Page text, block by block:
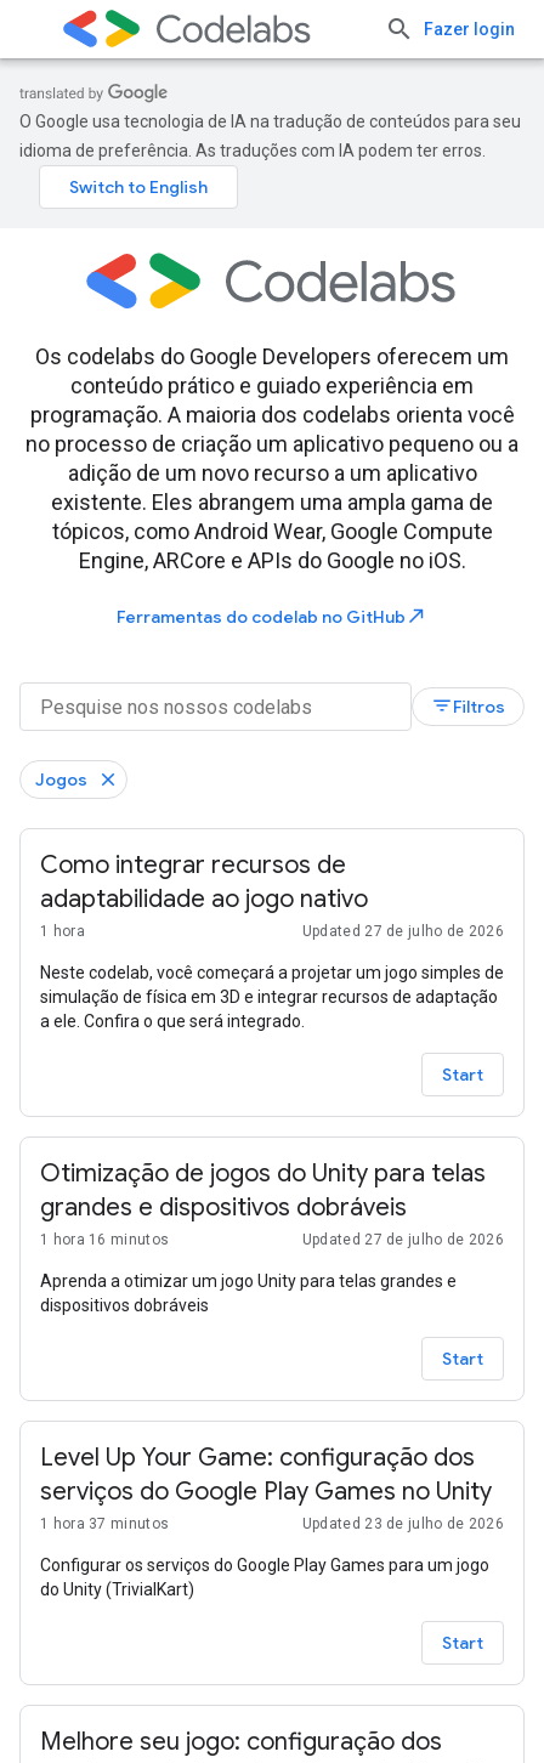
Fazer login
O Google usa tecnologia de IA na tradução de conteúdos para seu
idioma de preferência. As traduções com IA podem ter erros.
Os codelabs do Google Developers oferecem um
conteúdo prático e guiado experiência em
programação. A maioria dos codelabs orienta você
no processo de criação um aplicativo pequeno ou a
adição de um novo recurso a um aplicativo
existente. Eles abrangem uma ampla gama de
tópicos, como Android Wear, Google Compute
Engine, ARCore e APIs do Google no iOS.
Ferramentas do codelab no GitHub north_east
filter_listFiltros
Jogos
Como integrar recursos de
adaptabilidade ao jogo nativo
1 hora Updated 27 de julho de 2026
Neste codelab, você começará a projetar um jogo simples de
simulação de física em 3D e integrar recursos de adaptação
a ele. Confira o que será integrado.
Start
Otimização de jogos do Unity para telas
grandes e dispositivos dobráveis
1 hora 16 minutos Updated 27 de julho de 2026
Aprenda a otimizar um jogo Unity para telas grandes e
dispositivos dobráveis
Start
Level Up Your Game: configuração dos
serviços do Google Play Games no Unity
1 hora 37 minutos Updated 23 de julho de 2026
Configurar os serviços do Google Play Games para um jogo
do Unity (TrivialKart)
Start
Melhore seu jogo: configuração dos